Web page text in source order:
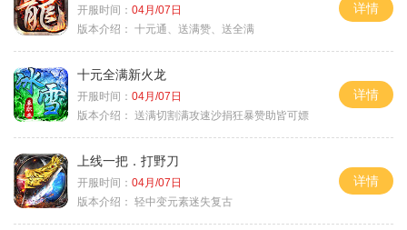
开服时间： 04月/07日
版本介绍： 十元通、送满赞、送全满
详情
十元全满新火龙
开服时间： 04月/07日
版本介绍： 送满切割满攻速沙捐狂暴赞助皆可嫖
详情
上线一把．打野刀
开服时间： 04月/07日
版本介绍： 轻中变元素迷失复古
详情